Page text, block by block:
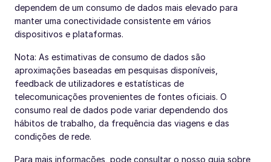
dependem de um consumo de dados mais elevado para
manter uma conectividade consistente em vários
dispositivos e plataformas.
Nota: As estimativas de consumo de dados são
aproximações baseadas em pesquisas disponíveis,
feedback de utilizadores e estatísticas de
telecomunicações provenientes de fontes oficiais. O
consumo real de dados pode variar dependendo dos
hábitos de trabalho, da frequência das viagens e das
condições de rede.
Para mais informações, pode consultar o nosso guia sobre